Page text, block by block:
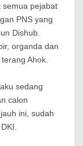
semua pejabat
PNS yang
Dishub.
organda dan
Ahok.
sedang
calon
ini, sudah